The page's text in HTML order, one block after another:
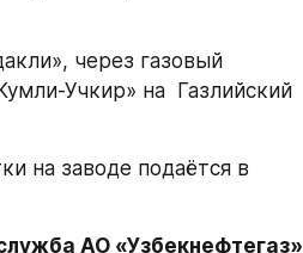
через газовый
Учкир» на  Газлийский
на заводе подаётся в
АО «Узбекнефтегаз»